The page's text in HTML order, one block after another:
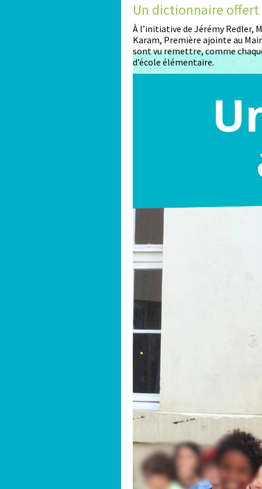
Un dictionnaire offert
À l’initiative de Jérémy Redler,
Karam, Première ajointe au
sont vu remettre, comme
d’école élémentaire.